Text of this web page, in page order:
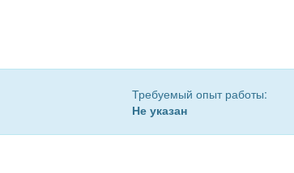
Требуемый опыт работы:
Не указан